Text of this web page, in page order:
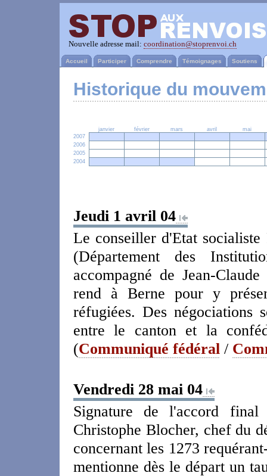
Nouvelle adresse mail: coordination@stoprenvoi.ch
Accueil Participer Comprendre Témoignages Soutiens
Historique du
janvier février mars avril
mai
2007
2006
2005
2004
Jeudi 1 avril 04
Le conseiller d'Etat
(Département des
accompagné de Jean-
rend à Berne pour y
réfugiées. Des négociations
entre le canton et la
(Communiqué fédéral /
Vendredi 28 mai 04
Signature de l'accord
Christophe Blocher, chef du
concernant les 1273
mentionne dès le départ un